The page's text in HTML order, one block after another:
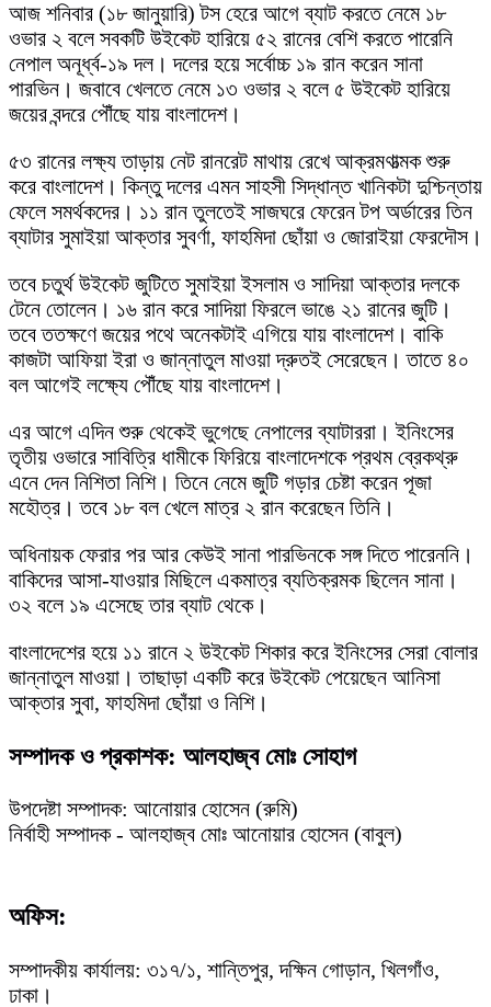
আজ শনিবার (১৮ জানুয়ারি) টস হেরে আগে ব্যাট করতে নেমে ১৮
ওভার ২ বলে সবকটি উইকেট হারিয়ে ৫২ রানের বেশি করতে পারেনি
নেপাল অনূর্ধ্ব-১৯ দল। দলের হয়ে সর্বোচ্চ ১৯ রান করেন সানা
পারভিন। জবাবে খেলতে নেমে ১৩ ওভার ২ বলে ৫ উইকেট হারিয়ে
জয়ের বন্দরে পৌঁছে যায় বাংলাদেশ।
৫৩ রানের লক্ষ্য তাড়ায় নেট রানরেট মাথায় রেখে আক্রমণাত্মক শুরু
করে বাংলাদেশ। কিন্তু দলের এমন সাহসী সিদ্ধান্ত খানিকটা দুশ্চিন্তায়
ফেলে সমর্থকদের। ১১ রান তুলতেই সাজঘরে ফেরেন টপ অর্ডারের তিন
ব্যাটার সুমাইয়া আক্তার সুবর্ণা, ফাহমিদা ছোঁয়া ও জোরাইয়া ফেরদৌস।
তবে চতুর্থ উইকেট জুটিতে সুমাইয়া ইসলাম ও সাদিয়া আক্তার দলকে
টেনে তোলেন। ১৬ রান করে সাদিয়া ফিরলে ভাঙে ২১ রানের জুটি।
তবে ততক্ষণে জয়ের পথে অনেকটাই এগিয়ে যায় বাংলাদেশ। বাকি
কাজটা আফিয়া ইরা ও জান্নাতুল মাওয়া দ্রুতই সেরেছেন। তাতে ৪০
বল আগেই লক্ষ্যে পৌঁছে যায় বাংলাদেশ।
এর আগে এদিন শুরু থেকেই ভুগেছে নেপালের ব্যাটাররা। ইনিংসের
তৃতীয় ওভারে সাবিত্রি ধামীকে ফিরিয়ে বাংলাদেশকে প্রথম ব্রেকথ্রু
এনে দেন নিশিতা নিশি। তিনে নেমে জুটি গড়ার চেষ্টা করেন পূজা
মহৌত্র। তবে ১৮ বল খেলে মাত্র ২ রান করেছেন তিনি।
অধিনায়ক ফেরার পর আর কেউই সানা পারভিনকে সঙ্গ দিতে পারেননি।
বাকিদের আসা-যাওয়ার মিছিলে একমাত্র ব্যতিক্রমক ছিলেন সানা।
৩২ বলে ১৯ এসেছে তার ব্যাট থেকে।
বাংলাদেশের হয়ে ১১ রানে ২ উইকেট শিকার করে ইনিংসের সেরা বোলার
জান্নাতুল মাওয়া। তাছাড়া একটি করে উইকেট পেয়েছেন আনিসা
আক্তার সুবা, ফাহমিদা ছোঁয়া ও নিশি।
সম্পাদক ও প্রকাশক: আলহাজ্ব মোঃ সোহাগ
উপদেষ্টা সম্পাদক: আনোয়ার হোসেন (রুমি)
নির্বাহী সম্পাদক - আলহাজ্ব মোঃ আনোয়ার হোসেন (বাবুল)
অফিস:
সম্পাদকীয় কার্যালয়: ৩১৭/১, শান্তিপুর, দক্ষিন গোড়ান, খিলগাঁও,
ঢাকা।